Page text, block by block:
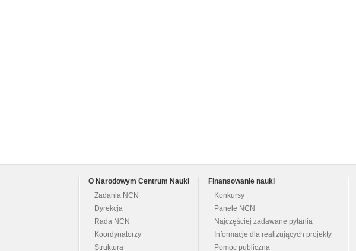
O Narodowym Centrum Nauki
Zadania NCN
Dyrekcja
Rada NCN
Koordynatorzy
Struktura
Finansowanie nauki
Konkursy
Panele NCN
Najczęściej zadawane pytania
Informacje dla realizujących projekty
Pomoc publiczna